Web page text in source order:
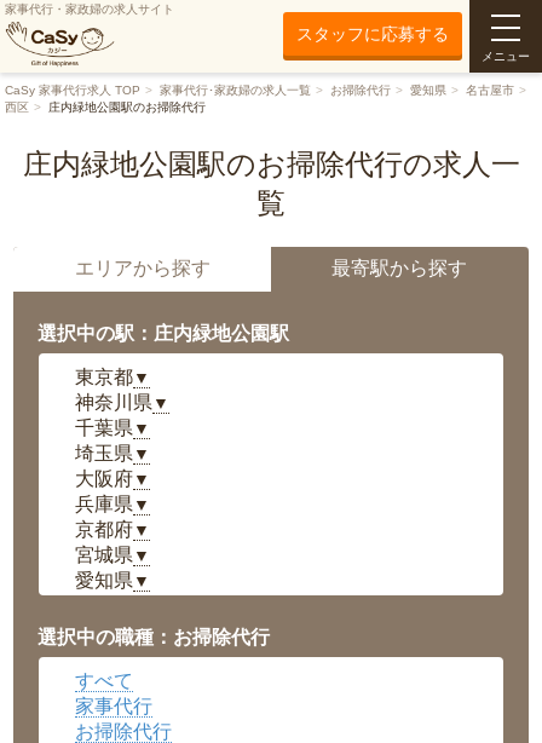
家事代行・家政婦の求人サイト
スタッフに応募する
メニュー
CaSy 家事代行求人 TOP 家事代行･家政婦の求人一覧 お掃除代行 愛知県
名古屋市
西区
庄内緑地公園駅のお掃除代行
庄内緑地公園駅のお掃除代行の求人一
覧
エリアから探す 最寄駅から探す
選択中の駅：庄内緑地公園駅
東京都▼
神奈川県 ▼
千葉県 ▼
埼玉県 ▼
大阪府▼
兵庫県 ▼
京都府▼
宮城県 ▼
愛知県 ▼
岡山県▼
広島県▼
沖縄県
選択中の職種：お掃除代行
すべて
家事代行
お掃除代行